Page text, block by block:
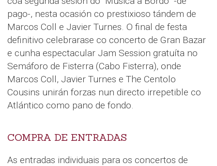
pago-, nesta ocasión co prestixioso tándem de
Marcos Coll e Javier Turnes. O final de festa
definitivo celebrarase co concerto de Gran Bazar
e cunha espectacular Jam Session gratuíta no
Semáforo de Fisterra (Cabo Fisterra), onde
Marcos Coll, Javier Turnes e The Centolo
Cousins unirán forzas nun directo irrepetible co
Atlántico como pano de fondo.
COMPRA DE ENTRADAS
As entradas individuais para os concertos de